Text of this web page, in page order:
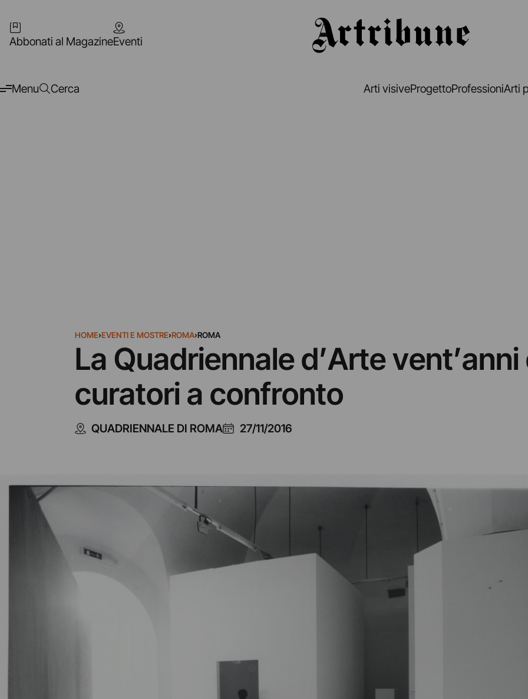
Abbonati al MagazineEventi
Menu Cerca Arti visiveProgettoProfessioniArti
HOME›EVENTI E MOSTRE›ROMA›ROMA
La Quadriennale d’Arte
curatori a confronto
QUADRIENNALE DI ROMA 27/11/2016